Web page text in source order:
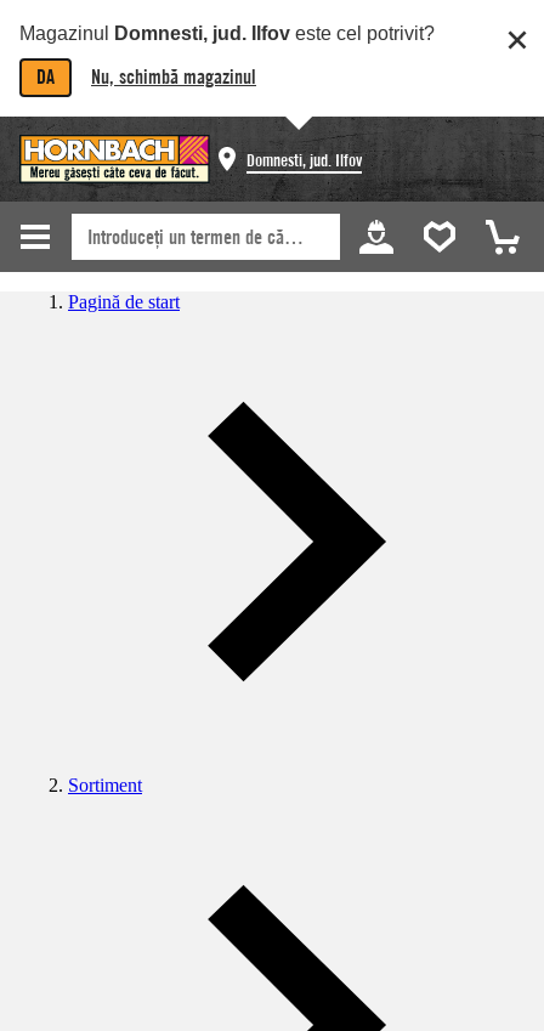
Magazinul Domnesti, jud. Ilfov este cel potrivit?
DA Nu, schimbă magazinul
Domnesti, jud. Ilfov
Pagină de start
Sortiment